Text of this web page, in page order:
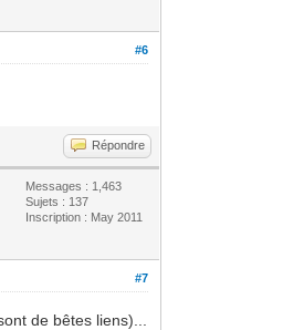
#6
Répondre
Messages : 1,463
Sujets : 137
Inscription : May 2011
#7
de bêtes liens)...